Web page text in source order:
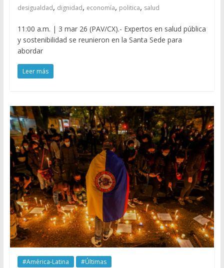
desigualdad, dignidad, economía, politica, salud
11:00 a.m. | 3 mar 26 (PAV/CX).- Expertos en salud pública
y sostenibilidad se reunieron en la Santa Sede para
abordar
Leer más
#América-Latina #Últimas